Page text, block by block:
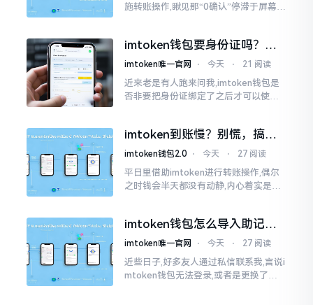
施转账操作,瞅见那“0确认”停滞于屏幕之
你仅有干巴巴等待其一途。
imtoken钱包要身份证吗？别
慌，看完这篇就懂了
imtoken唯一官网 ⋅ 今天 ⋅ 21 阅读
近来老是有人跑来问我,imtoken钱包是
否非要把身份证绑定了之后才可以使用
清楚了
imtoken到账慢？别慌，搞懂
这几点比啥都强
imtoken钱包2.0 ⋅ 今天 ⋅ 27 阅读
平日里借助imtoken进行转账操作,偶尔
之时钱会半天都没有动静,内心着实是挺
这个东西呢
imtoken钱包怎么导入助记
词？手把手教你找回资产
imtoken唯一官网 ⋅ 今天 ⋅ 27 阅读
近些日子,好多友人通过私信联系我,言说i
mtoken钱包无法登录,或者是更换了手